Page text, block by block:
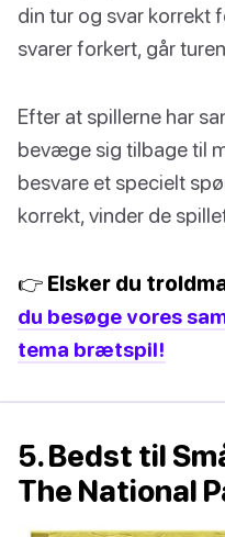
din tur og svar korrekt
svarer forkert, går
Efter at spillerne har
bevæge sig tilbage til
besvare et specielt
korrekt, vinder de
👉 Elsker du
du besøge vores
tema brætspil!
5. Bedst til
The National